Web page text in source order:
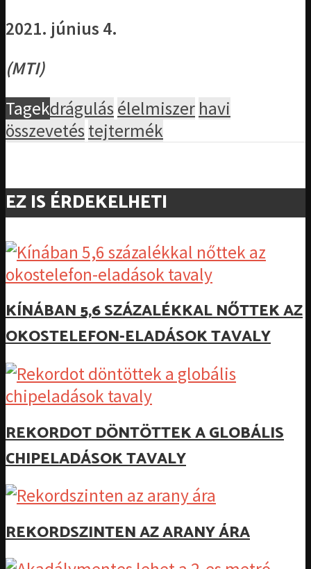
2021. június 4.
(MTI)
Tagekdrágulás élelmiszer havi
összevetés tejtermék
EZ IS ÉRDEKELHETI
KÍNÁBAN 5,6 SZÁZALÉKKAL NŐTTEK AZ
OKOSTELEFON-ELADÁSOK TAVALY
REKORDOT DÖNTÖTTEK A GLOBÁLIS
CHIPELADÁSOK TAVALY
REKORDSZINTEN AZ ARANY ÁRA